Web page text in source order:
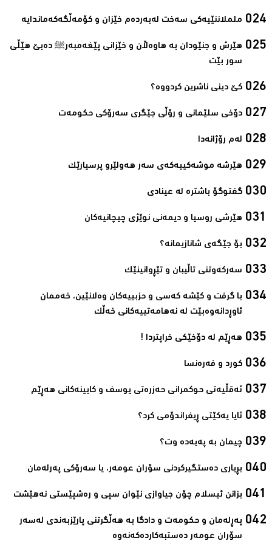
ململاننێیەكی سەخت لەبەردەم خێزان و كۆمەڵگەكەماندایە‌
ھێرش و جنێودان بە ھاوەڵان و خێزانی پێغەمبەرﷺ دەبێ ھێڵی
سور بێت‌
کێ دینی ناشرین کردووە؟ ‌
دۆخی سلێمانی و رۆڵی جێگری سەرۆکی حکومەت‌
لەم رۆژانەدا ‌
هێرشە موشەکییەکەی سەر هەولێرو پرسیارێک‌
گفتوگۆ باشترە لە عینادی‌
ھێرشی روسیا و دیمەنی نوێژی چیچانیەکان‌
بۆ جێگەی شانازیمانە؟‌
سەرکەوتنی تاڵیبان و تێڕوانینێک‌
با گرفت و كێشه‌ كه‌سی و حزبییه‌كان وه‌لانێین، خه‌ممان
ئاوڕدانه‌وه‌بێت له‌ نه‌هامه‌تییه‌كانی خه‌ڵك‌
ھەڕێم لە دۆخێکی خراپتردا !‌
کورد و فەرەنسا‌
ئەقڵیەتی حوکمرانی حەزرەتی یوسف و کابینەکانی ھەڕێم‌
ئایا یەكێتی ڕیفراندۆمی كرد؟‌
چیمان به‌ پەیەدە وت؟‌
بڕیاری دەستگیرکردنی سۆران عومەر، یا سەرۆکی پەرلەمان‌
بزانن ئیسلام چۆن جیاوازی نێوان سپی و رەشپێستی نەھێشت‌
پەڕلەمان و حکومەت و دادگا بە ھەڵگرتنی پارێزبەندی لەسەر
سۆران عومەر دەستبەکاردەکەنەوە‌